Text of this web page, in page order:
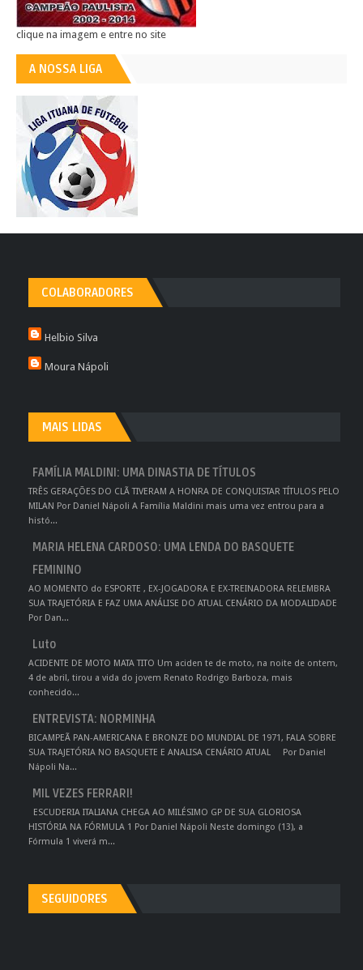
clique na imagem e entre no site
A NOSSA LIGA
COLABORADORES
Helbio Silva
Moura Nápoli
MAIS LIDAS
FAMÍLIA MALDINI: UMA DINASTIA DE TÍTULOS
TRÊS GERAÇÕES DO CLÃ TIVERAM A HONRA DE CONQUISTAR TÍTULOS PELO
MILAN Por Daniel Nápoli A Família Maldini mais uma vez entrou para a
histó...
MARIA HELENA CARDOSO: UMA LENDA DO BASQUETE
FEMININO
AO MOMENTO do ESPORTE , EX-JOGADORA E EX-TREINADORA RELEMBRA
SUA TRAJETÓRIA E FAZ UMA ANÁLISE DO ATUAL CENÁRIO DA MODALIDADE
Por Dan...
Luto
ACIDENTE DE MOTO MATA TITO Um aciden te de moto, na noite de ontem,
4 de abril, tirou a vida do jovem Renato Rodrigo Barboza, mais
conhecido...
ENTREVISTA: NORMINHA
BICAMPEÃ PAN-AMERICANA E BRONZE DO MUNDIAL DE 1971, FALA SOBRE
SUA TRAJETÓRIA NO BASQUETE E ANALISA CENÁRIO ATUAL Por Daniel
Nápoli Na...
MIL VEZES FERRARI!
ESCUDERIA ITALIANA CHEGA AO MILÉSIMO GP DE SUA GLORIOSA
HISTÓRIA NA FÓRMULA 1 Por Daniel Nápoli Neste domingo (13), a
Fórmula 1 viverá m...
SEGUIDORES